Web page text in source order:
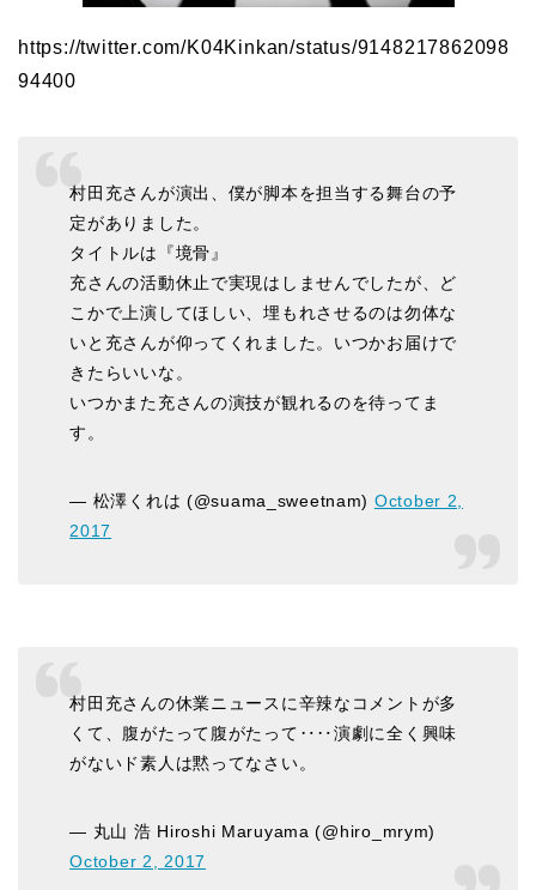
https://twitter.com/K04Kinkan/status/9148217862098
94400
村田充さんが演出、僕が脚本を担当する舞台の予
定がありました。
タイトルは『境骨』
充さんの活動休止で実現はしませんでしたが、ど
こかで上演してほしい、埋もれさせるのは勿体な
いと充さんが仰ってくれました。いつかお届けで
きたらいいな。
いつかまた充さんの演技が観れるのを待ってま
す。
— 松澤くれは (@suama_sweetnam) October 2,
2017
村田充さんの休業ニュースに辛辣なコメントが多
くて、腹がたって腹がたって‥‥演劇に全く興味
がないド素人は黙ってなさい。
— 丸山 浩 Hiroshi Maruyama (@hiro_mrym)
October 2, 2017